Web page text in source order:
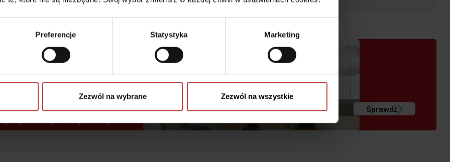
Preferencje Statystyka Marketing
Zezwól na wybrane Zezwól na wszystkie
być
myślą o Tobie
z troską o każdy szczegół.
Sprawdź